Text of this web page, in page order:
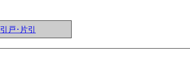
引戸･片引